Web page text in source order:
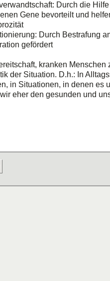
Durch die
Gene bevorteilt und
Durch Bestrafung
gefördert
kranken Menschen
der Situation. D.h.: In
in Situationen, in denen es
eher den gesunden und